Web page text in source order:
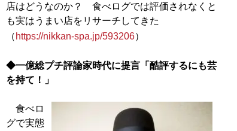
店はどうなのか？ 食べログでは評価されなくと
も実はうまい店をリサーチしてきた
（ https://nikkan-spa.jp/593206）
◆一億総プチ評論家時代に提言「酷評するにも芸
を持て！」
食べロ
グで実態